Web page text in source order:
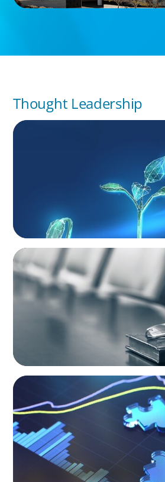
Thought Leadership
ARTICLES & PAPERS
Navigating Uncertainty:
BLOG
Private Company Boards Then
From Bodies of
Strategic Capability
NEWSLETTER
The CFO Leadership Lens